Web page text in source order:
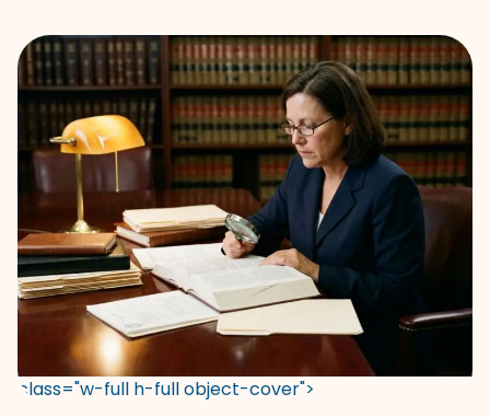
class="w-full h-full object-cover">